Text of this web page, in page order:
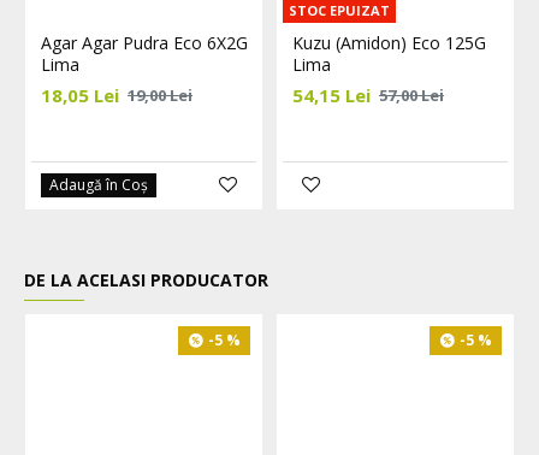
Agar Agar Pudra Eco 6X2G
Lima
18,05 Lei 19,00 Lei
Adaugă în Coş
STOC EPUIZAT
Kuzu (Amidon) Eco 125G
Lima
54,15 Lei 57,00 Lei
DE LA ACELASI PRODUCATOR
-5 % -5 %